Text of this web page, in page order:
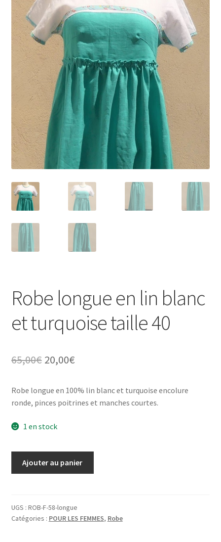
Robe longue en lin blanc
et turquoise taille 40
65,00€ Le
initial
65,00€.
20,00€Le
actuel
Robe longue en 100% lin blanc et turquoise encolure
ronde, pinces poitrines et manches courtes.
1 en stock
en
lin
Ajouter au panier
UGS : ROB-F-58-longue
Catégories : POUR LES FEMMES, Robe